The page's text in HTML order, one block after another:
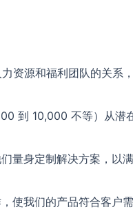
资源和福利团队的关系
到 10,000 不等）从潜
量身定制解决方案，以
使我们的产品符合客户需